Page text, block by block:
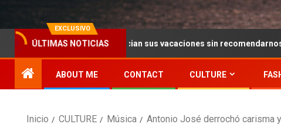
EXCLUSIVO
ÚLTIMAS NOTICIAS
por fin, inician sus vacaciones sin recomendarnos canciones
ABOUT ME CONTACT CULTURE
Inicio CULTURE Música Antonio José derrochó carisma